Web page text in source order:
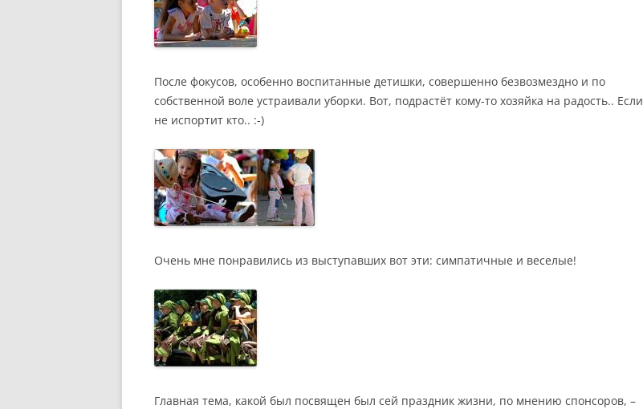
После фокусов, особенно воспитанные детишки, совершенно безвозмездно и по
собственной воле устраивали уборки. Вот, подрастёт кому-то хозяйка на радость.. Если
не испортит кто.. :-)
Очень мне понравились из выступавших вот эти: симпатичные и веселые!
Главная тема, какой был посвящен был сей праздник жизни, по мнению спонсоров, –